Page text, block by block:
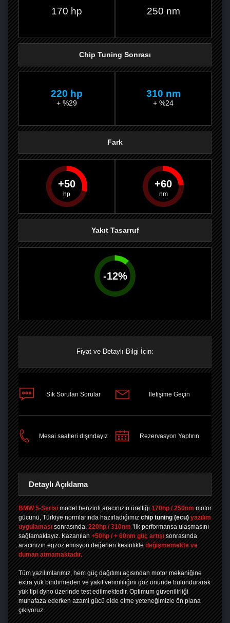
PAYLAŞPAYLAŞPLUS'TA
170 hp 250 nm
Chip Tuning Sonrası
220 hp
+ %29
310 nm
+ %24
Fark
50 60
Yakıt Tasarruf
-12%
Fiyat ve Detaylı Bilgi İçin:
Sık Sorulan Sorular İletişime Geçin
Mesai saatleri dışındayız Rezervasyon Yaptırın
Detaylı Açıklama
BMW 5-Serisi model benzinli aracınızın ürettiği 170hp / 250nm motor
gücünü, Türkiye normlarında hazırladığımız chip tuning (ecu) yazılım
uygulaması sonrasında, 220hp / 310nm ’lik performansa ulaşmasını
sağlamaktayız. Kazanılan +50hp / + 60nm güç artışı sonrasında
aracınızın egzoz emisyon değerleri kesinlikle değişmemekte ve
duman atmamaktadır.
Tüm yazılımlarımız, hem güç dağıtımı açısından motor mekaniğine
extra yük bindirmeden ve yakıt verimliliğini göz önünde bulundurarak
yük tipi dyno üzerinde test edilmektedir. Optimum güvenilirliği
muhafaza ederken azami gücü elde etme yeteneğimizle ön plana
çıkıyoruz.